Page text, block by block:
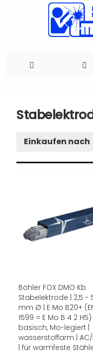
zum
Böhler FOX DMO Kb
Stabelektrode | 2,5 -
mm Ø | E Mo B20+
1599 = E Mo B 4 2 H5)
basisch, Mo-legiert |
wasserstoffarm | AC/
| für warmfeste
Einkaufen nach